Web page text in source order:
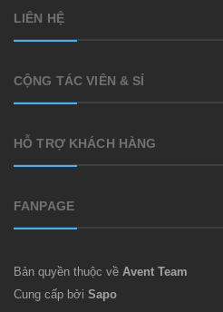
LIÊN HỆ
CỘNG TÁC VIÊN & SỈ
HỖ TRỢ KHÁCH HÀNG
FANPAGE
Bản quyền thuộc về Avent Team
Cung cấp bởi Sapo